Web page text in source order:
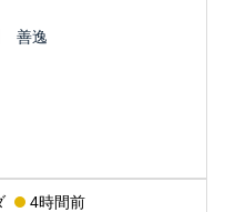
善逸
4時間前